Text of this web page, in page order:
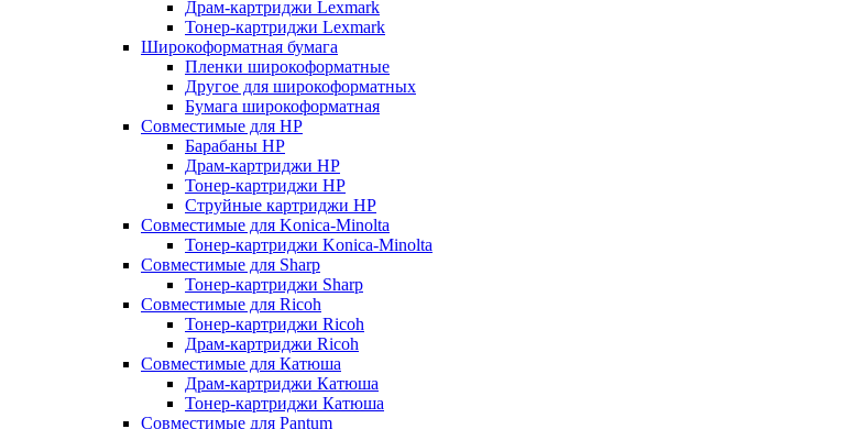
Драм-картриджи Lexmark
Тонер-картриджи Lexmark
Широкоформатная бумага
Пленки широкоформатные
Другое для широкоформатных
Бумага широкоформатная
Совместимые для HP
Барабаны HP
Драм-картриджи HP
Тонер-картриджи HP
Струйные картриджи HP
Совместимые для Konica-Minolta
Тонер-картриджи Konica-Minolta
Совместимые для Sharp
Тонер-картриджи Sharp
Совместимые для Ricoh
Тонер-картриджи Ricoh
Драм-картриджи Ricoh
Совместимые для Катюша
Драм-картриджи Катюша
Тонер-картриджи Катюша
Совместимые для Pantum